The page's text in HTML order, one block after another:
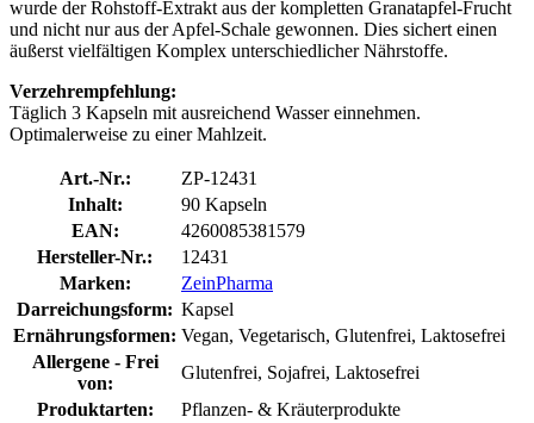
wurde der Rohstoff-Extrakt aus der kompletten Granatapfel-Frucht
und nicht nur aus der Apfel-Schale gewonnen. Dies sichert einen
äußerst vielfältigen Komplex unterschiedlicher Nährstoffe.
Verzehrempfehlung:
Täglich 3 Kapseln mit ausreichend Wasser einnehmen.
Optimalerweise zu einer Mahlzeit.
Art.-Nr.:
ZP-12431
Inhalt:
90 Kapseln
EAN:
4260085381579
Hersteller-Nr.:
12431
Marken:
ZeinPharma
Darreichungsform: Kapsel
Ernährungsformen: Vegan, Vegetarisch, Glutenfrei, Laktosefrei
Allergene - Frei
von:
Glutenfrei, Sojafrei, Laktosefrei
Produktarten:
Pflanzen- & Kräuterprodukte